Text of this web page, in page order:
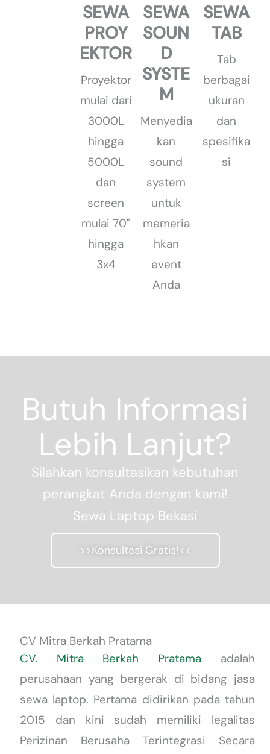
SEWA
PROY
EKTOR
Proyektor
mulai dari
3000L
hingga
5000L
dan
screen
mulai 70"
hingga
3x4
SEWA
SOUN
D
SYSTE
M
Menyedia
kan
sound
system
untuk
memeria
hkan
event
Anda
SEWA
TAB
Tab
berbagai
ukuran
dan
spesifika
si
Butuh Informasi
Lebih Lanjut?
Silahkan konsultasikan kebutuhan
perangkat Anda dengan kami!
Sewa Laptop Bekasi
>>Konsultasi Gratis!<<
CV Mitra Berkah Pratama
CV. Mitra Berkah Pratama adalah
perusahaan yang bergerak di bidang jasa
sewa laptop. Pertama didirikan pada tahun
2015 dan kini sudah memiliki legalitas
Perizinan Berusaha Terintegrasi Secara